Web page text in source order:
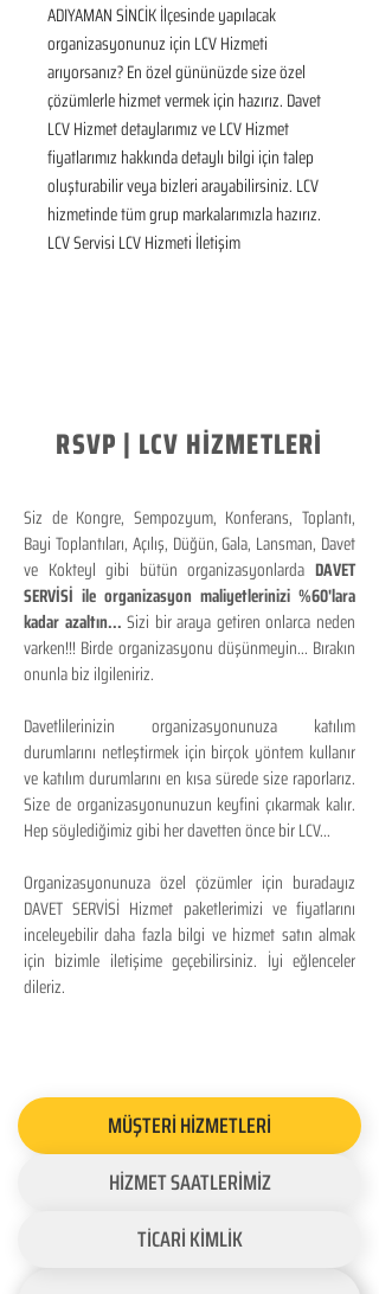
ADIYAMAN SİNCİK İlçesinde yapılacak
organizasyonunuz için LCV Hizmeti
arıyorsanız? En özel gününüzde size özel
çözümlerle hizmet vermek için hazırız. Davet
LCV Hizmet detaylarımız ve LCV Hizmet
fiyatlarımız hakkında detaylı bilgi için talep
oluşturabilir veya bizleri arayabilirsiniz. LCV
hizmetinde tüm grup markalarımızla hazırız.
LCV Servisi LCV Hizmeti İletişim
RSVP | LCV HİZMETLERİ
Siz de Kongre, Sempozyum, Konferans, Toplantı,
Bayi Toplantıları, Açılış, Düğün, Gala, Lansman, Davet
ve Kokteyl gibi bütün organizasyonlarda DAVET
SERVİSİ ile organizasyon maliyetlerinizi %60'lara
kadar azaltın...Sizi bir araya getiren onlarca neden
varken!!! Birde organizasyonu düşünmeyin... Bırakın
onunla biz ilgileniriz.
Davetlilerinizin organizasyonunuza katılım
durumlarını netleştirmek için birçok yöntem kullanır
ve katılım durumlarını en kısa sürede size raporlarız.
Size de organizasyonunuzun keyfini çıkarmak kalır.
Hep söylediğimiz gibi her davetten önce bir LCV...
Organizasyonunuza özel çözümler için buradayız
DAVET SERVİSİ Hizmet paketlerimizi ve fiyatlarını
inceleyebilir daha fazla bilgi ve hizmet satın almak
için bizimle iletişime geçebilirsiniz. İyi eğlenceler
dileriz.
MÜŞTERİ HİZMETLERİ
HİZMET SAATLERİMİZ
TİCARİ KİMLİK